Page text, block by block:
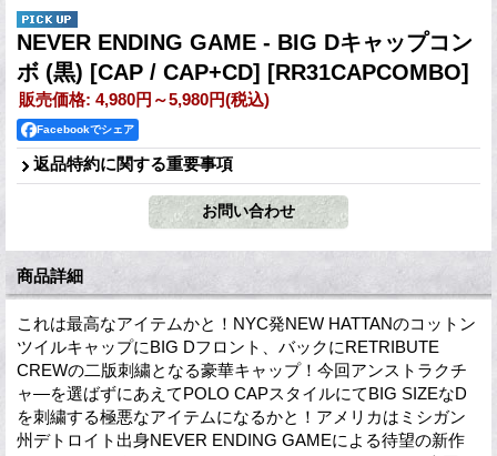
NEVER ENDING GAME - BIG Dキャップコン
ボ (黒) [CAP / CAP+CD] [RR31CAPCOMBO]
販売価格: 4,980円～5,980円(税込)
Facebookでシェア
返品特約に関する重要事項
商品詳細
これは最高なアイテムかと！NYC発NEW HATTANのコットン
ツイルキャップにBIG Dフロント、バックにRETRIBUTE
CREWの二版刺繍となる豪華キャップ！今回アンストラクチ
ャ―を選ばずにあえてPOLO CAPスタイルにてBIG SIZEなD
を刺繍する極悪なアイテムになるかと！アメリカはミシガン
州デトロイト出身NEVER ENDING GAMEによる待望の新作